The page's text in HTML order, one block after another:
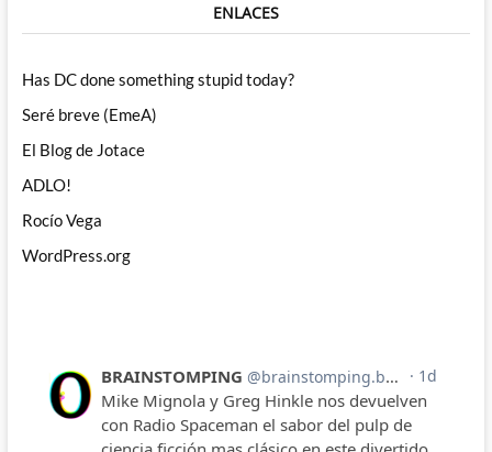
ENLACES
Has DC done something stupid today?
Seré breve (EmeA)
El Blog de Jotace
ADLO!
Rocío Vega
WordPress.org